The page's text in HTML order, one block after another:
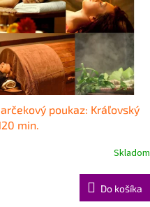
poukaz: Kráľovský
min.
Skladom
Do košíka